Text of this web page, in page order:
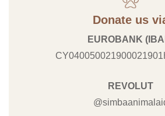
Donate us
EUROBANK
REVOLUT